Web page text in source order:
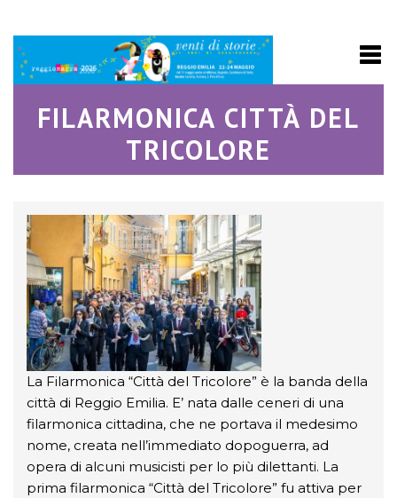
FILARMONICA CITTÀ DEL
TRICOLORE
La Filarmonica “Città del Tricolore” è la banda della
città di Reggio Emilia. E’ nata dalle ceneri di una
filarmonica cittadina, che ne portava il medesimo
nome, creata nell’immediato dopoguerra, ad
opera di alcuni musicisti per lo più dilettanti. La
prima filarmonica “Città del Tricolore” fu attiva per